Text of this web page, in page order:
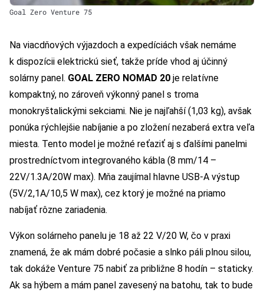
Goal Zero Venture 75
Na viacdňových výjazdoch a expedíciách však nemáme
k dispozícii elektrickú sieť, takže príde vhod aj účinný
solárny panel. GOAL ZERO NOMAD 20 je relatívne
kompaktný, no zároveň výkonný panel s troma
monokryštalickými sekciami. Nie je najľahší (1,03 kg), avšak
ponúka rýchlejšie nabíjanie a po zložení nezaberá extra veľa
miesta. Tento model je možné reťaziť aj s ďalšími panelmi
prostredníctvom integrovaného kábla (8 mm/14 –
22V/1.3A/20W max). Mňa zaujímal hlavne USB-A výstup
(5V/2,1A/10,5 W max), cez ktorý je možné na priamo
nabíjať rôzne zariadenia.
Výkon solárneho panelu je 18 až 22 V/20 W, čo v praxi
znamená, že ak mám dobré počasie a slnko páli plnou silou,
tak dokáže Venture 75 nabiť za približne 8 hodín – staticky.
Ak sa hýbem a mám panel zavesený na batohu, tak to bude